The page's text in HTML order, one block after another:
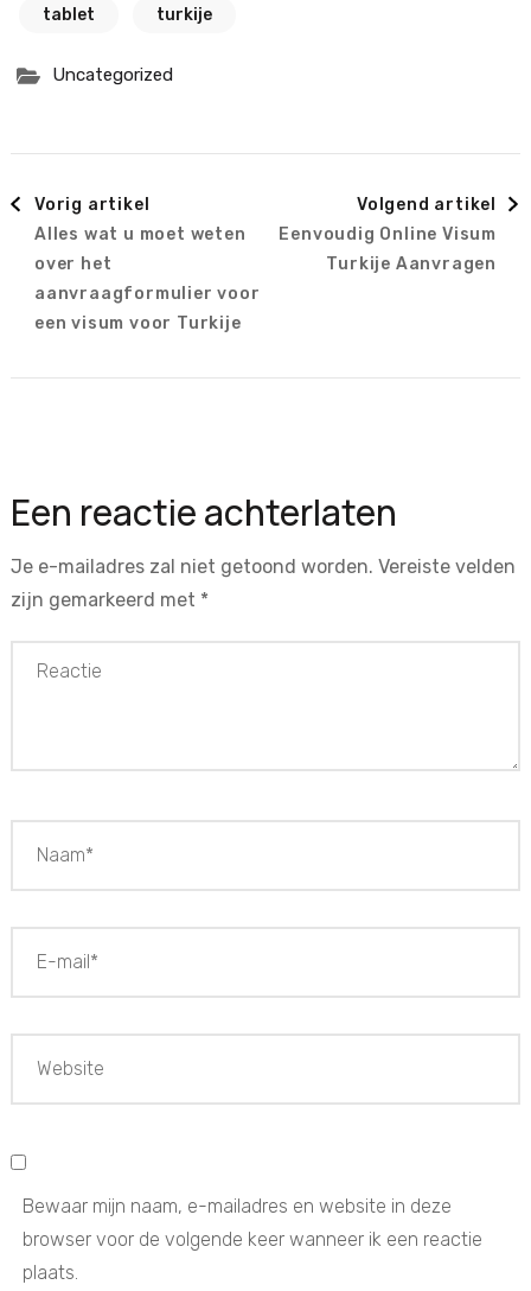
tablet turkije
Uncategorized
Berichtnavigatie
Vorig artikel
Alles wat u moet weten
over het
aanvraagformulier voor
een visum voor Turkije
Volgend artikel
Eenvoudig Online Visum
Turkije Aanvragen
Een reactie achterlaten
Je e-mailadres zal niet getoond worden. Vereiste velden
zijn gemarkeerd met *
Bewaar mijn naam, e-mailadres en website in deze
browser voor de volgende keer wanneer ik een reactie
plaats.